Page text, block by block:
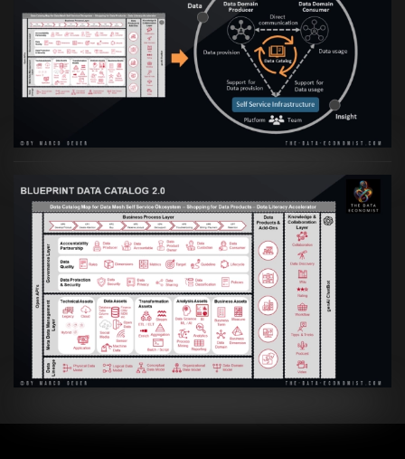
Artikel:Data Mesh Ökosysteme: Die
Transformation zur Data Inspired Human
Culture
VIEW
Artikel:Data Mesh Ökosysteme: Die
Transformation zur Data Inspired Human
Culture
VIEW